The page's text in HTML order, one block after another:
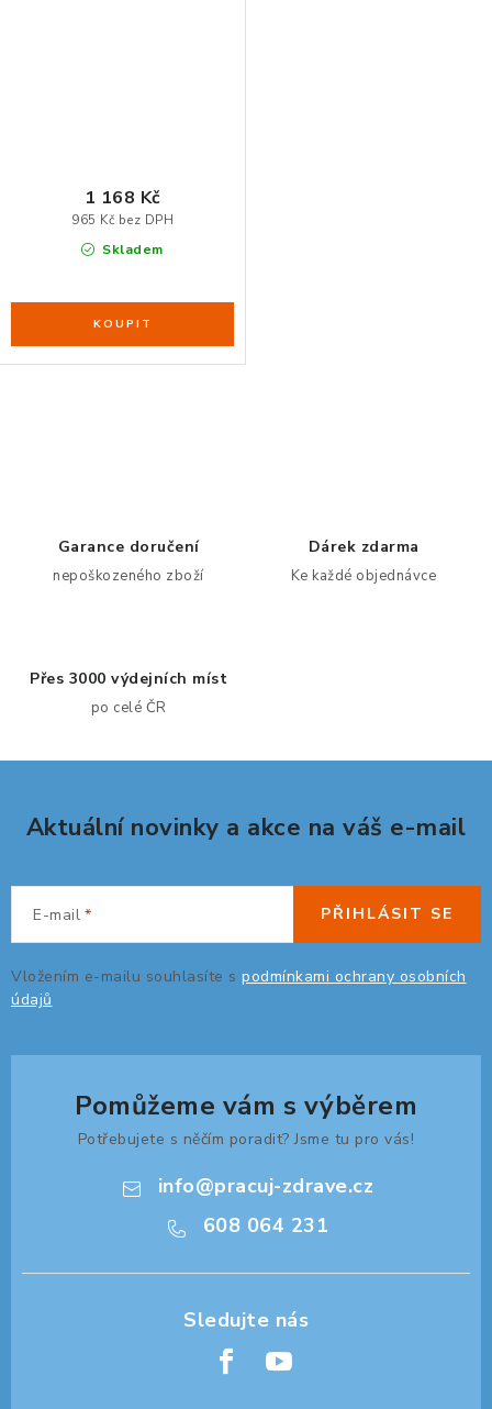
Skladem
965 Kč bez DPH
1 168 Kč
i
u
Garance doručení
nepoškozeného zboží
Dárek zdarma
Ke každé objednávce
Přes 3000 výdejních míst
po celé ČR
Aktuální novinky a akce na váš e-mail
E-mail
Vložením e-mailu souhlasíte s podmínkami ochrany osobních
údajů
PŘIHLÁSIT SE
Pomůžeme vám s výběrem
Potřebujete s něčím poradit? Jsme tu pro vás!
info@pracuj-zdrave.cz
608 064 231